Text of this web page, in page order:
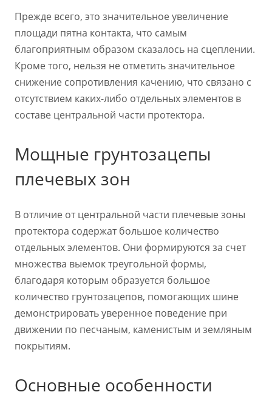
Прежде всего, это значительное увеличение
площади пятна контакта, что самым
благоприятным образом сказалось на сцеплении.
Кроме того, нельзя не отметить значительное
снижение сопротивления качению, что связано с
отсутствием каких-либо отдельных элементов в
составе центральной части протектора.
Мощные грунтозацепы
плечевых зон
В отличие от центральной части плечевые зоны
протектора содержат большое количество
отдельных элементов. Они формируются за счет
множества выемок треугольной формы,
благодаря которым образуется большое
количество грунтозацепов, помогающих шине
демонстрировать уверенное поведение при
движении по песчаным, каменистым и земляным
покрытиям.
Основные особенности